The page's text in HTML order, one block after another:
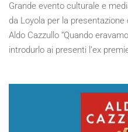
Grande evento culturale e
da Loyola per la
Aldo Cazzullo “Quando
introdurlo ai presenti l’ex